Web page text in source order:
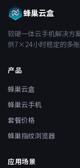
蜂巢云盒
软硬一体云手机解决方
供7×24小时稳定的多账
产品
蜂巢云盒
蜂巢云手机
套餐价格
蜂巢指纹浏览器
应用场景